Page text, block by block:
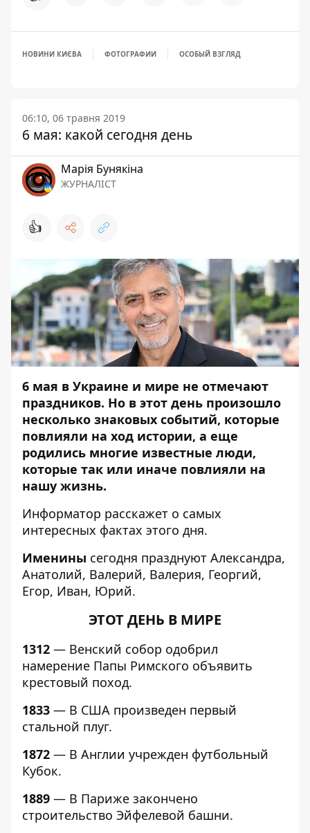
НОВИНИ КИЄВА ФОТОГРАФИИ ОСОБЫЙ ВЗГЛЯД
06:10, 06 травня 2019
6 мая: какой сегодня день
Марія Бунякіна
ЖУРНАЛІСТ
👍
6 мая в Украине и мире не отмечают
праздников. Но в этот день произошло
несколько знаковых событий, которые
повлияли на ход истории, а еще
родились многие известные люди,
которые так или иначе повлияли на
нашу жизнь.
Информатор расскажет о самых
интересных фактах этого дня.
Именины сегодня празднуют Александра,
Анатолий, Валерий, Валерия, Георгий,
Егор, Иван, Юрий.
ЭТОТ ДЕНЬ В МИРЕ
1312 — Венский собор одобрил
намерение Папы Римского объявить
крестовый поход.
1833 — В США произведен первый
стальной плуг.
1872 — В Англии учрежден футбольный
Кубок.
1889 — В Париже закончено
строительство Эйфелевой башни.